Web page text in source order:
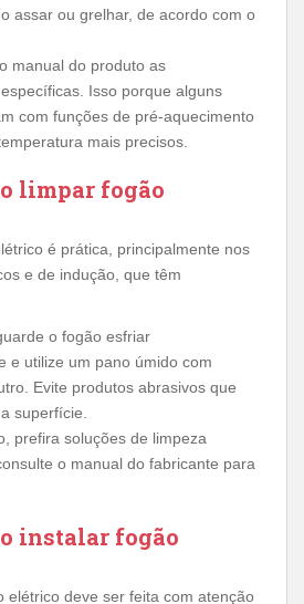
assar ou grelhar, de acordo com o
manual do produto as
Isso porque alguns
com funções de pré-aquecimento
mais precisos.
limpar fogão
é prática, principalmente nos
e de indução, que têm
o fogão esfriar
e utilize um pano úmido com
Evite produtos abrasivos que
superfície.
prefira soluções de limpeza
o manual do fabricante para
instalar fogão
elétrico deve ser feita com atenção